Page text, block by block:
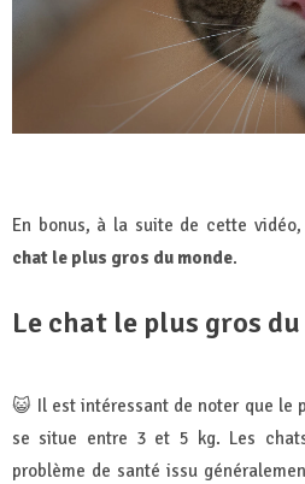
En bonus, à la suite de cette
chat le plus gros du monde.
Le chat le plus gros
😺 Il est intéressant de noter que le
se situe entre 3 et 5 kg. Les
problème de santé issu